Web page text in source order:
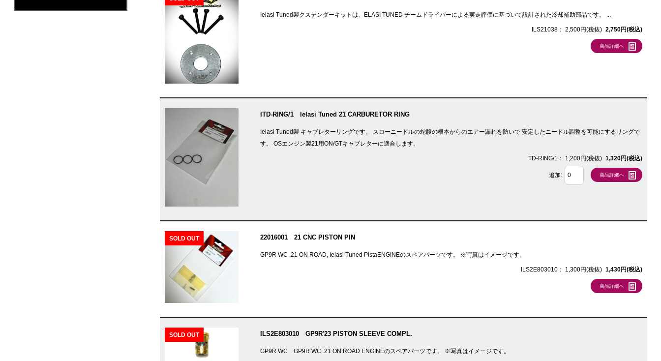
Ielasi Tuned製クステンダーキットは、ELASI TUNED チームドライバーによる実走評価に基づいて設計された冷却補助部品です。 ...
ILS21038： 2,500円(税抜) 2,750円(税込)
商品詳細へ
ITD-RING/1 Ielasi Tuned 21 CARBURETOR RING
Ielasi Tuned製 キャブレターリングです。 スローニードルの蛇腹の根本からのエアー漏れを防いで 安定したニードル調整を可能にするリングで
す。 OSエンジン製21用ON/GTキャブレターに適合します。
TD-RING/1： 1,200円(税抜) 1,320円(税込)
追加: 商品詳細へ
22016001 21 CNC PISTON PIN
GP9R WC .21 ON ROAD, Ielasi Tuned PistaENGINEのスペアパーツです。 ※写真はイメージです。
ILS2E803010： 1,300円(税抜) 1,430円(税込)
商品詳細へ
SOLD OUT
ILS2E803010 GP9R'23 PISTON SLEEVE COMPL.
GP9R WC GP9R WC .21 ON ROAD ENGINEのスペアパーツです。 ※写真はイメージです。
SOLD OUT